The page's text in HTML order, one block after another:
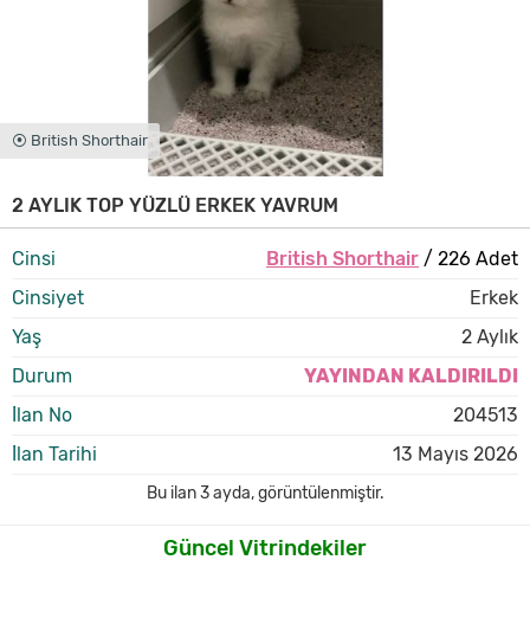
⦿ British Shorthair
2 AYLIK TOP YÜZLÜ ERKEK YAVRUM
Cinsi British Shorthair/ 226 Adet
Cinsiyet
Erkek
Yaş
2 Aylık
Durum
YAYINDAN KALDIRILDI
İlan No
204513
İlan Tarihi
13 Mayıs 2026
Bu ilan3 ayda,görüntülenmiştir.
Güncel Vitrindekiler